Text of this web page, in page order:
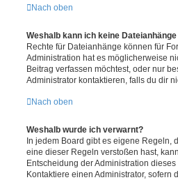
Nach oben
Weshalb kann ich keine
Rechte für Dateianhänge können für
Administration hat es möglicherweise
Beitrag verfassen möchtest, oder nur
Administrator kontaktieren, falls du dir
Nach oben
Weshalb wurde ich verwarnt?
In jedem Board gibt es eigene Regeln,
eine dieser Regeln verstoßen hast,
Entscheidung der Administration
Kontaktiere einen Administrator, sofern